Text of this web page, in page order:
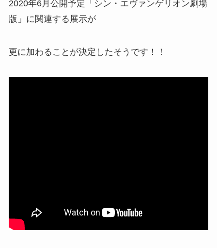
2020年6月公開予定「シン・エヴァンゲリオン劇場
版」に関連する展示が
更に加わることが決定したそうです！！